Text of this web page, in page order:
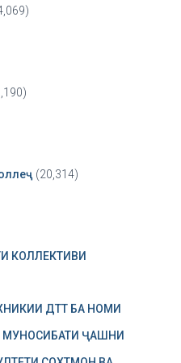
(20,314)
КОЛЛЕКТИВИ
ДТТ БА НОМИ
ҶАШНИ